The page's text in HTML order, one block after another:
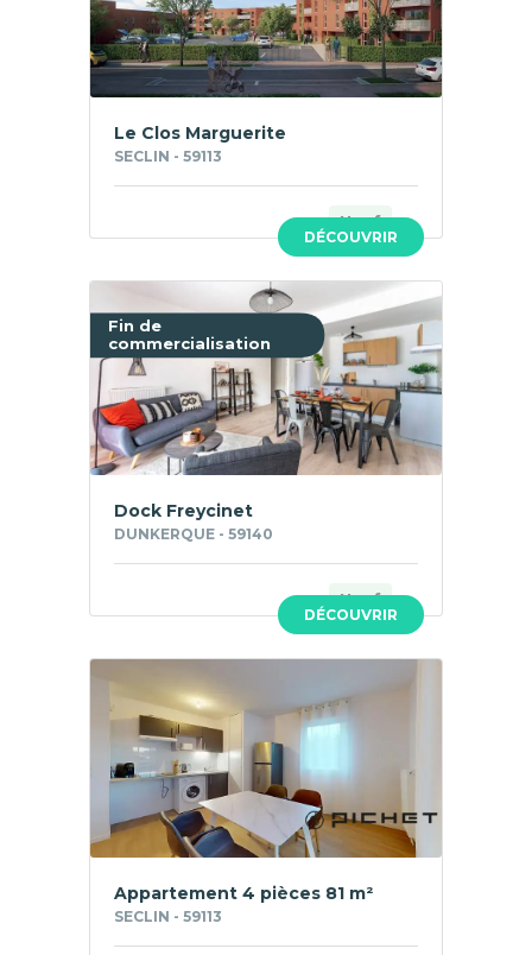
DÉCOUVRIR
Le Clos Marguerite
SECLIN - 59113
Neuf
Fin de
commercialisation
DÉCOUVRIR
Dock Freycinet
DUNKERQUE - 59140
Neuf
Appartement 4 pièces 81 m²
SECLIN - 59113